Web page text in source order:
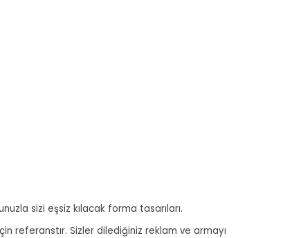
sizi eşsiz kılacak forma tasarıları.
referanstır. Sizler dilediğiniz reklam ve armayı